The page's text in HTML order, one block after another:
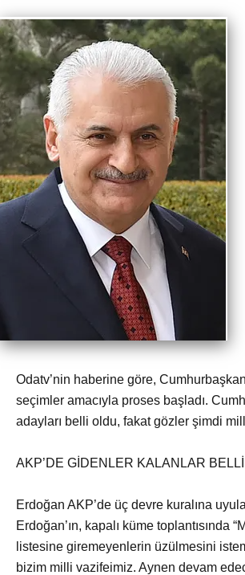
Odatv’nin haberine göre,
seçimler amacıyla proses başladı.
adayları belli oldu, fakat gözler şimdi
AKP’DE GİDENLER KALANLAR
Erdoğan AKP’de üç devre kuralına
Erdoğan’ın, kapalı küme toplantısında
listesine giremeyenlerin üzülmesini
bizim milli vazifeimiz. Aynen devam